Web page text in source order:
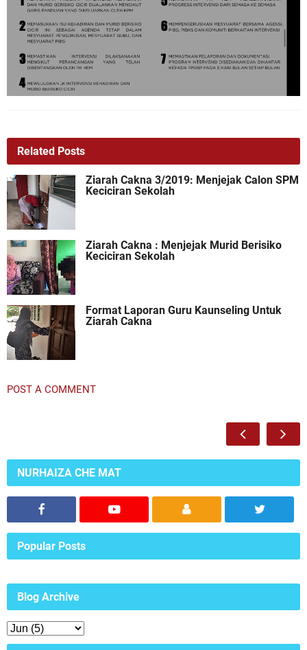
Related Posts
Ziarah Cakna 3/2019: Menjejak Calon SPM
Keciciran Sekolah
Ziarah Cakna : Menjejak Murid Berisiko
Keciciran Sekolah
Format Laporan Guru Kaunseling Untuk
Ziarah Cakna
POST A COMMENT
NURHAIZA CHE MAT
Popular Posts
Blog Archive